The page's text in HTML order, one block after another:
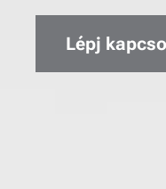
Lépj